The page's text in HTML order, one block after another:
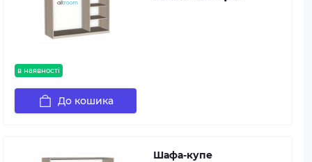
в наявності
До кошика
Шафа-купе